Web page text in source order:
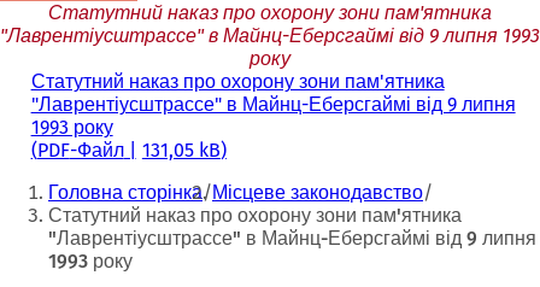
Статутний наказ про охорону зони пам'ятника
"Лаврентіусштрассе" в Майнц-Еберсгаймі від 9 липня 1993
року
Статутний наказ про охорону зони пам'ятника
"Лаврентіусштрассе" в Майнц-Еберсгаймі від 9 липня
1993 року
PDF-Файл 131,05 kB
Ти
тут:
Головна сторінка Місцеве законодавство
Статутний наказ про охорону зони пам'ятника
"Лаврентіусштрассе" в Майнц-Еберсгаймі від 9 липня
1993 року